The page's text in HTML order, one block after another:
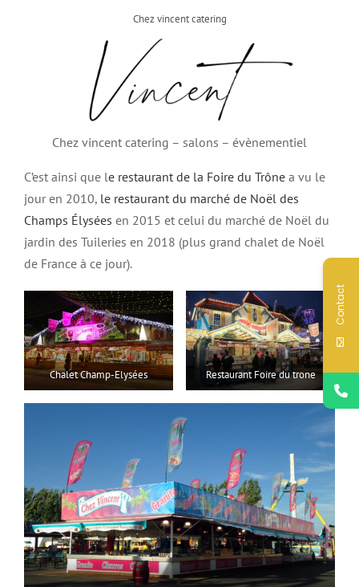
Chez vincent catering
Chez vincent catering – salons – évènementiel
C’est ainsi que le restaurant de la Foire du Trône a vu le
jour en 2010, le restaurant du marché de Noël des
Champs Élysées en 2015 et celui du marché de Noël du
jardin des Tuileries en 2018 (plus grand chalet de Noël
de France à ce jour).
Chalet Champ-Elysées Restaurant Foire du trone
Contact